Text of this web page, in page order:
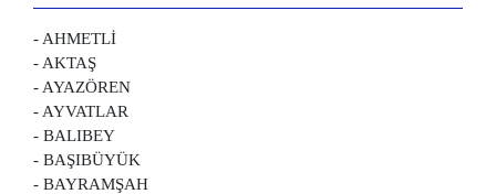
- AHMETLİ
- AKTAŞ
- AYAZÖREN
- AYVATLAR
- BALIBEY
- BAŞIBÜYÜK
- BAYRAMŞAH